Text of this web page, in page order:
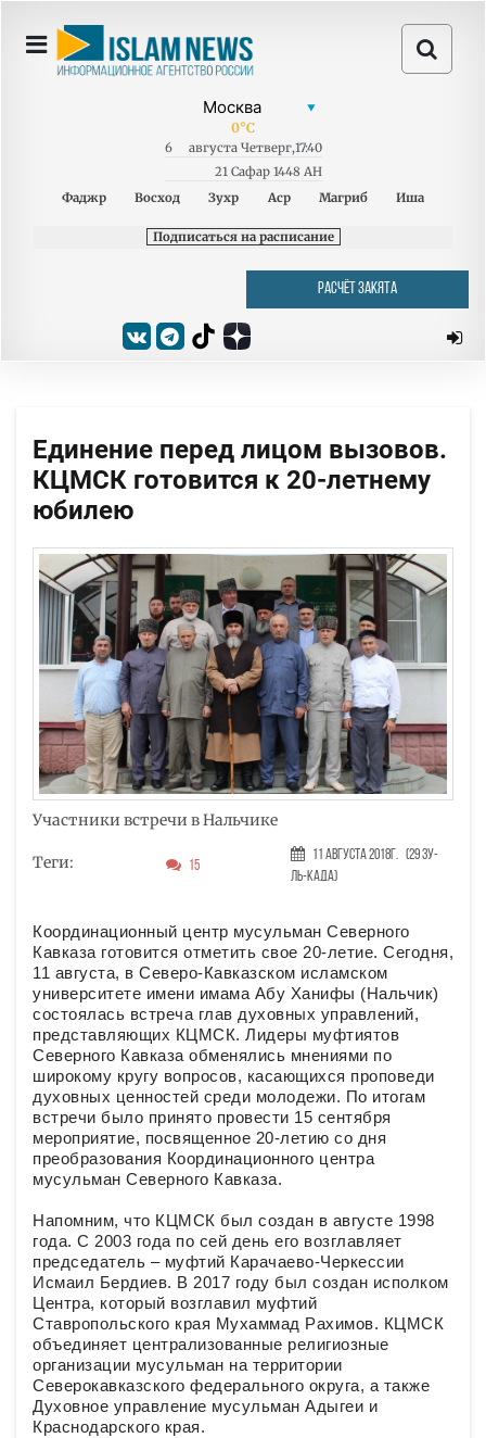
0°C
6 августа Четверг,17:40
21 Сафар 1448 AH
Фаджр
Восход Зухр Аср Магриб Иша
Подписаться на расписание
РАСЧЁТ ЗАКЯТА
Единение перед лицом вызовов.
КЦМСК готовится к 20-летнему
юбилею
Участники встречи в Нальчике
Теги: 15
11 Августа 2018г. (29 Зу-
ль-када)
Координационный центр мусульман Северного
Кавказа готовится отметить свое 20-летие. Сегодня,
11 августа, в Северо-Кавказском исламском
университете имени имама Абу Ханифы (Нальчик)
состоялась встреча глав духовных управлений,
представляющих КЦМСК. Лидеры муфтиятов
Северного Кавказа обменялись мнениями по
широкому кругу вопросов, касающихся проповеди
духовных ценностей среди молодежи. По итогам
встречи было принято провести 15 сентября
мероприятие, посвященное 20-летию со дня
преобразования Координационного центра
мусульман Северного Кавказа.
Напомним, что КЦМСК был создан в августе 1998
года. С 2003 года по сей день его возглавляет
председатель – муфтий Карачаево-Черкессии
Исмаил Бердиев. В 2017 году был создан исполком
Центра, который возглавил муфтий
Ставропольского края Мухаммад Рахимов. КЦМСК
объединяет централизованные религиозные
организации мусульман на территории
Северокавказского федерального округа, а также
Духовное управление мусульман Адыгеи и
Краснодарского края.